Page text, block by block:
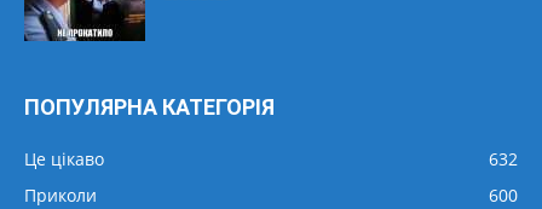
ПОПУЛЯРНА КАТЕГОРІЯ
Це цікаво
632
Приколи
600